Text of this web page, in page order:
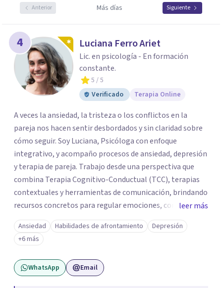
Anterior Más días Siguiente
4 Luciana Ferro Ariet
Lic. en psicología - En formación
constante.
5 / 5
Verificado
Terapia Online
A veces la ansiedad, la tristeza o los conflictos en la
pareja nos hacen sentir desbordados y sin claridad sobre
cómo seguir. Soy Luciana, Psicóloga con enfoque
integrativo, y acompaño procesos de ansiedad, depresión
y terapia de pareja. Trabajo desde una perspectiva que
combina Terapia Cognitivo-Conductual (TCC), terapias
contextuales y herramientas de comunicación, brindando
recursos concretos para regular emociones, comprender
patrones y abordar las dificultades vinculares con mayor
claridad. Ofrezco sesiones individuales y terapia de pareja
en modalidad online. Si sentís que es momento de darte
un espacio para empezar un proceso personal o trabajar
en tu vínculo, podés escribirme para coordinar una
leer más
Ansiedad Habilidades de afrontamiento
Depresión
+6 más
WhatsApp Email